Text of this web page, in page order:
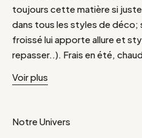
toujours cette matière si
dans tous les styles de
froissé lui apporte allure et
repasser..). Frais en été,
couette ou en édredon,
Voir plus
Notre Univers